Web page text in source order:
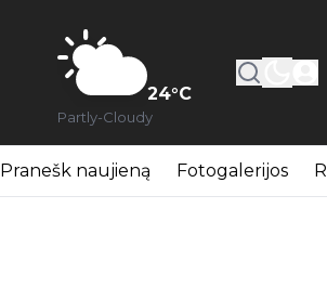
24°C
Partly-Cloudy
Pranešk naujieną Fotogalerijos